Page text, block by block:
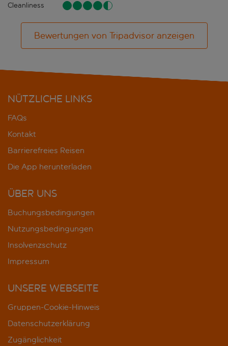
Cleanliness
Bewertungen von Tripadvisor anzeigen
NÜTZLICHE LINKS
FAQs
Kontakt
Barrierefreies Reisen
Die App herunterladen
ÜBER UNS
Buchungsbedingungen
Nutzungsbedingungen
Insolvenzschutz
Impressum
UNSERE WEBSEITE
Gruppen-Cookie-Hinweis
Datenschutzerklärung
Zugänglichkeit